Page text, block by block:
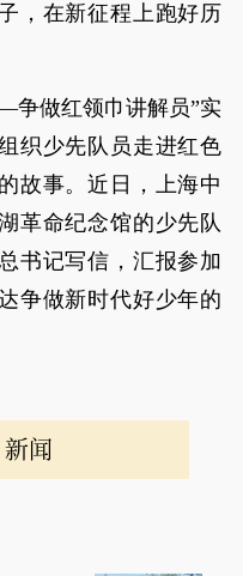
，在新征程上跑好历
争做红领巾讲解员”实
织少先队员走进红色
故事。近日，上海中
革命纪念馆的少先队
书记写信，汇报参加
争做新时代好少年的
新闻